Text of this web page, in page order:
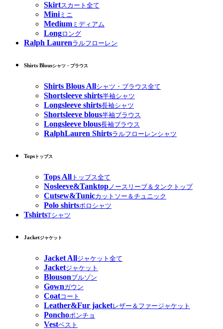
Skirtスカート全て
Miniミニ
Medium ミディアム
Longロング
Ralph Laurenラルフローレン
Shirts Blousシャツ・ブラウス
Shirts Blous Allシャツ・ブラウス全て
Shortsleeve shirts半袖シャツ
Longsleeve shirts長袖シャツ
Shortsleeve blous半袖ブラウス
Longsleeve blous長袖ブラウス
RalphLauren Shirtsラルフローレンシャツ
Tops トップス
Tops All トップス全て
Nosleeve&Tanktop ノースリーブ＆タンクトップ
Cutsew&Tunicカットソー＆チュニック
Polo shirtsポロシャツ
TshirtsTシャツ
Jacketジャケット
Jacket Allジャケット全て
Jacketジャケット
Blousonブルゾン
Gownガウン
Coatコート
Leather&Fur jacketレザー＆ファージャケット
Ponchoポンチョ
Vestベスト